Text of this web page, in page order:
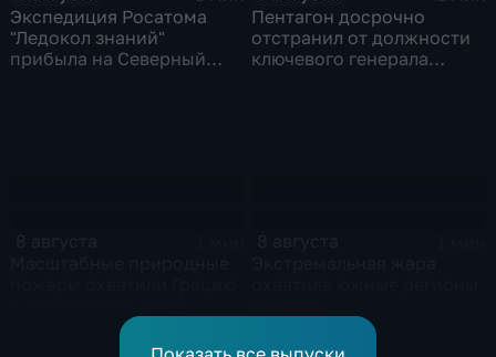
Экспедиция Росатома
"Ледокол знаний"
прибыла на Северный
Пентагон досрочно
отстранил от должности
ключевого генерала
европейской засухи